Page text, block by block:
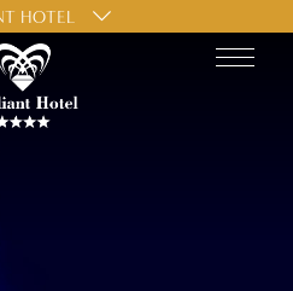
HOTEL